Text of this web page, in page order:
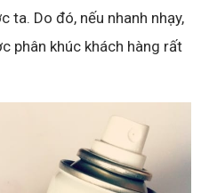
ta. Do đó, nếu nhanh nhạy,
phân khúc khách hàng rất